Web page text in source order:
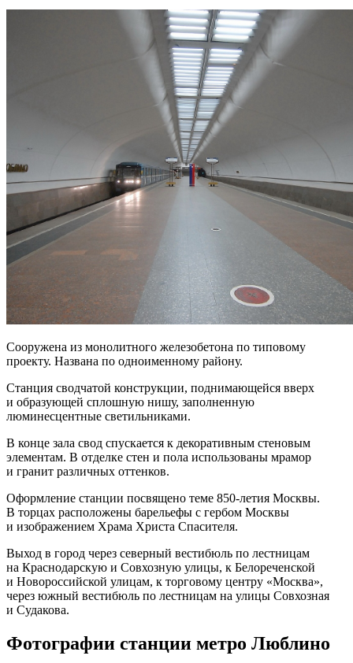
Сооружена из монолитного железобетона по типовому
проекту. Названа по одноименному району.
Станция сводчатой конструкции, поднимающейся вверх
и образующей сплошную нишу, заполненную
люминесцентные светильниками.
В конце зала свод спускается к декоративным стеновым
элементам. В отделке стен и пола использованы мрамор
и гранит различных оттенков.
Оформление станции посвящено теме 850-летия Москвы.
В торцах расположены барельефы с гербом Москвы
и изображением Храма Христа Спасителя.
Выход в город через северный вестибюль по лестницам
на Краснодарскую и Совхозную улицы, к Белореченской
и Новороссийской улицам, к торговому центру «Москва»,
через южный вестибюль по лестницам на улицы Совхозная
и Судакова.
Фотографии станции метро Люблино